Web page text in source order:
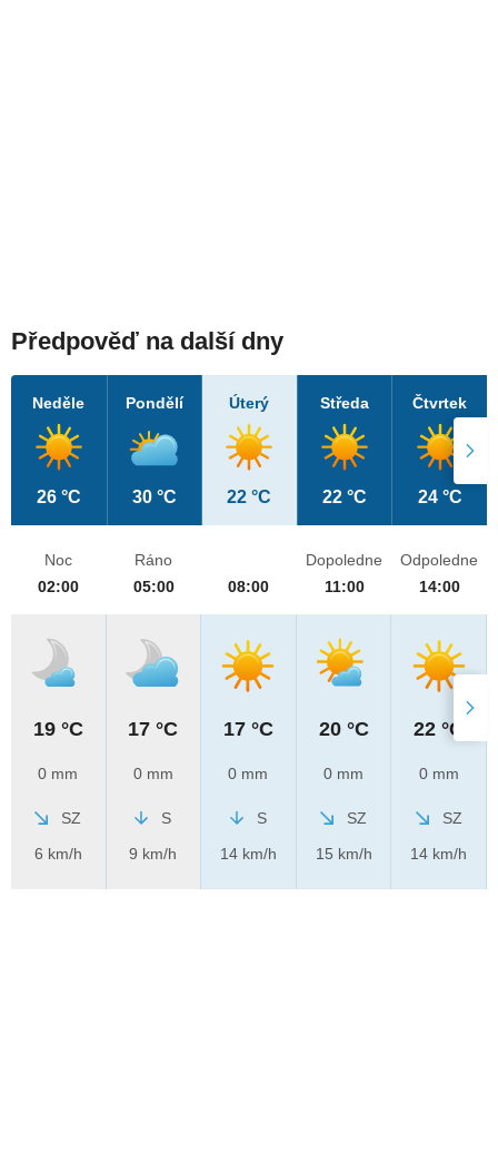
Předpověď na další dny
Neděle
26 °C
Pondělí
30 °C
Úterý
22 °C
Středa
22 °C
Čtvrtek
24 °C
Noc
02:00
19 °C
0 mm
SZ
6 km/h
Ráno
05:00
17 °C
0 mm
S
9 km/h
08:00
17 °C
0 mm
S
14 km/h
Dopoledne
11:00
20 °C
0 mm
SZ
15 km/h
Odpoledne
14:00
22 °C
0 mm
SZ
14 km/h